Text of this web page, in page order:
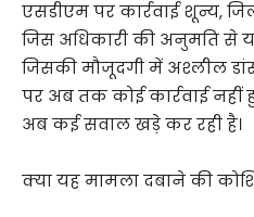
एसडीएम पर कार्रवाई शून्य,
जिस अधिकारी की अनुमति
जिसकी मौजूदगी में अश्लील
पर अब तक कोई कार्रवाई नहीं
अब कई सवाल खड़े कर रही है।
क्या यह मामला दबाने की